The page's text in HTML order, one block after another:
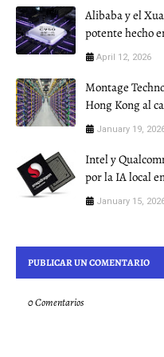
Alibaba y el
potente hecho
April 12, 2026
Montage
Hong Kong al
January 19,
Intel y
por la IA local
January 15,
PUBLICAR UN COMENTARIO
0 Comentarios